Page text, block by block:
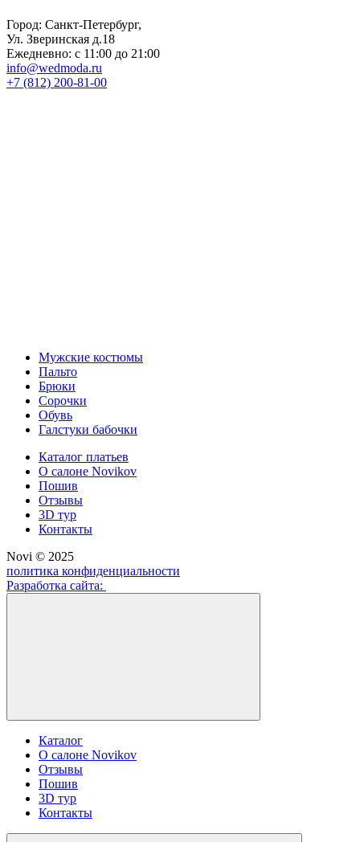
Город: Санкт-Петербург,
Ул. Зверинская д.18
Ежедневно: с 11:00 до 21:00
info@wedmoda.ru
+7 (812) 200-81-00
Мужские костюмы
Пальто
Брюки
Сорочки
Обувь
Галстуки бабочки
Каталог платьев
О салоне Novikov
Пошив
Отзывы
3D тур
Контакты
Novi © 2025
политика конфиденциальности
Разработка сайта:
Каталог
О салоне Novikov
Отзывы
Пошив
3D тур
Контакты